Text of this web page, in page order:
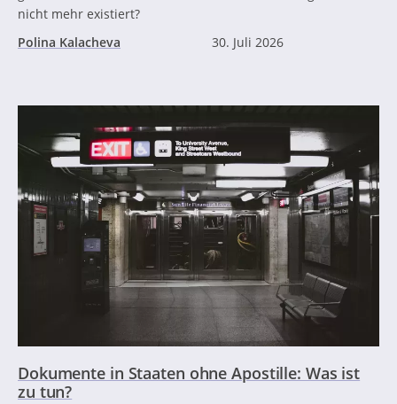
nicht mehr existiert?
Polina Kalacheva
30. Juli 2026
Dokumente in Staaten ohne Apostille: Was ist
zu tun?